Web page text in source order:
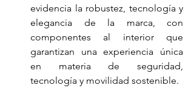
evidencia la robustez, tecnología y
elegancia de la marca, con
componentes al interior que
garantizan una experiencia única
en materia de seguridad,
tecnología y movilidad sostenible.